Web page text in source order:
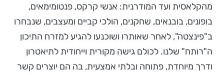
מהקלאסית ועד המודרנית: אנשי קרקס, פנטומימאים,
בופונים, בובנאים, שחקנים, הולכי קביים ומעצבים, שנבחרו
ב"פינצטה", לאחר שאותרו ושוכנעו להגיע למזרח התיכון
ה"רותח" שלנו. לכולם גישה מקורית וייחודית לתיאטרון
ודרך מיוחדת, פתוחה ובלתי אמצעית, בה הם יוצרים קשר